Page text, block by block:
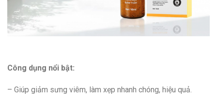
Công dụng nổi bật:
– Giúp giảm sưng viêm, làm xẹp nhanh chóng, hiệu quả.